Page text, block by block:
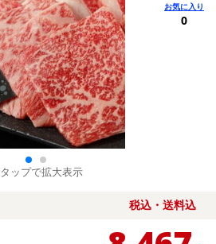
タップで拡大表示
0
税込・送料込